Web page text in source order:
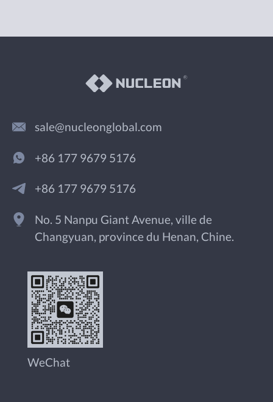
sale@nucleonglobal.com
+86 177 9679 5176
+86 177 9679 5176
No. 5 Nanpu Giant Avenue, ville de
Changyuan, province du Henan, Chine.
WeChat